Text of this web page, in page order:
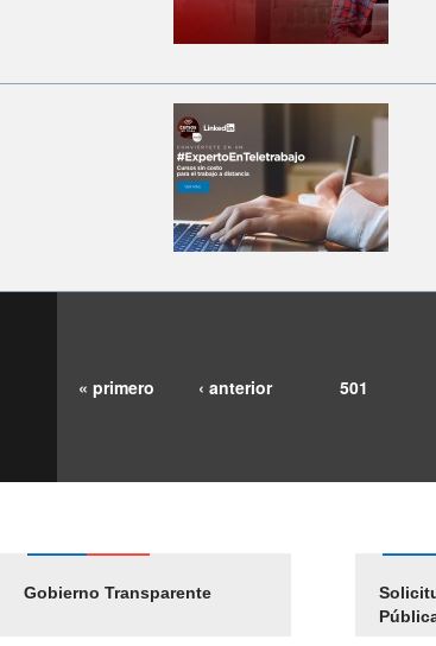
« primero ‹ anterior 501
Gobierno Transparente Pago